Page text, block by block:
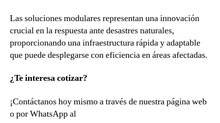
Las soluciones modulares representan una innovación
crucial en la respuesta ante desastres naturales,
proporcionando una infraestructura rápida y adaptable
que puede desplegarse con eficiencia en áreas afectadas.
¿Te interesa cotizar?
¡Contáctanos hoy mismo a través de nuestra página web
o por WhatsApp al